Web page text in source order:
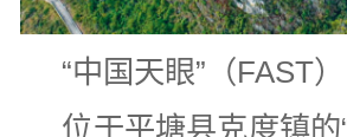
“中国天眼”（FAST）
位于平塘县克度镇的“